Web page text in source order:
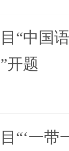
“中国
开题
“‘一带